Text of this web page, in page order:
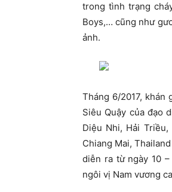
trong tình trạng
Boys,… cũng như
ảnh.
Tháng 6/2017, khán
Siêu Quậy của đạo
Diệu Nhi, Hải
Chiang Mai,
diễn ra từ ngày 10
ngôi vị Nam vương